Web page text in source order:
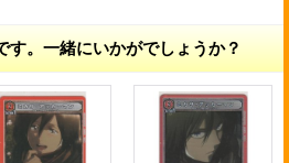
す。一緒にいかがでしょうか？